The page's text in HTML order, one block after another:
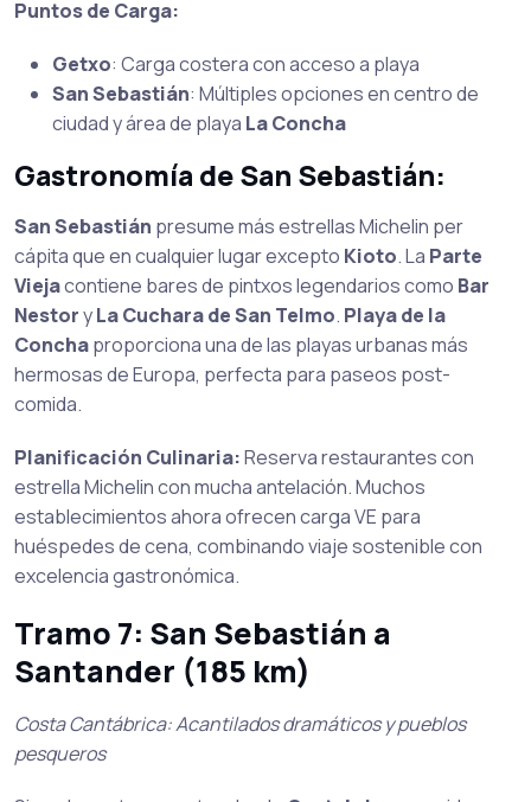
Puntos de Carga:
Getxo: Carga costera con acceso a playa
San Sebastián: Múltiples opciones en centro de
ciudad y área de playa La Concha
Gastronomía de San Sebastián:
San Sebastián presume más estrellas Michelin per
cápita que en cualquier lugar excepto Kioto. La Parte
Viejacontiene bares de pintxos legendarios como Bar
NestoryLa Cuchara de San Telmo. Playa de la
Conchaproporciona una de las playas urbanas más
hermosas de Europa, perfecta para paseos post-
comida.
Planificación Culinaria:Reserva restaurantes con
estrella Michelin con mucha antelación. Muchos
establecimientos ahora ofrecen carga VE para
huéspedes de cena, combinando viaje sostenible con
excelencia gastronómica.
Tramo 7: San Sebastián a
Santander (185 km)
Costa Cantábrica: Acantilados dramáticos y pueblos
pesqueros